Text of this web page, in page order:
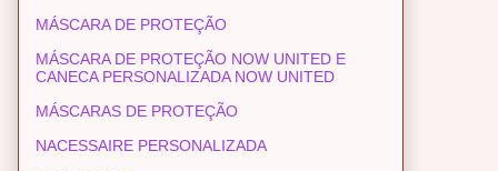
MÁSCARA DE PROTEÇÃO
MÁSCARA DE PROTEÇÃO NOW UNITED E
CANECA PERSONALIZADA NOW UNITED
MÁSCARAS DE PROTEÇÃO
NACESSAIRE PERSONALIZADA